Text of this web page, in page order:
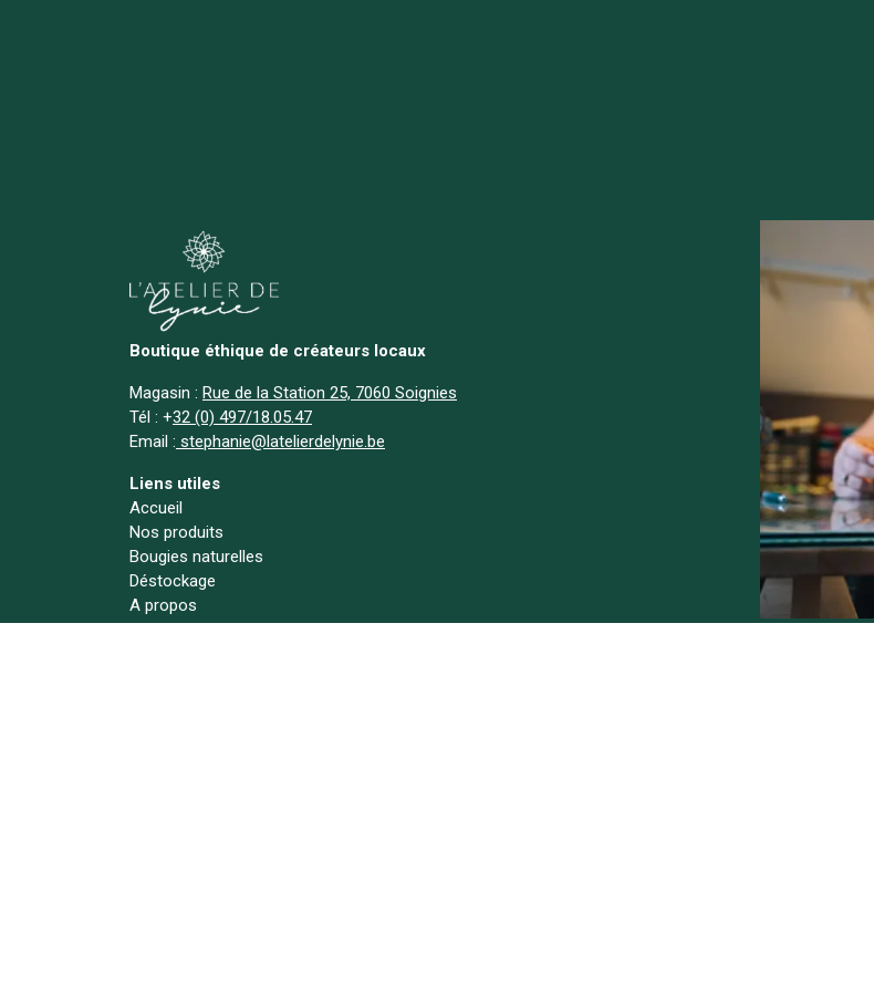
Boutique éthique de créateurs locaux
Magasin : Rue de la Station 25, 7060 Soignies
Tél : +32 (0) 497/18.05.47
Email : stephanie@latelierdelynie.be
Liens utiles
Accueil
Nos produits
Bougies naturelles
Déstockage
A propos